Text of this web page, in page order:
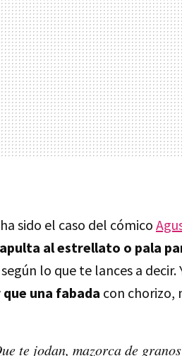
sido el caso del cómico
al estrellato o pala
lo que te lances a decir.
una fabada con chorizo,
te jodan, mazorca de